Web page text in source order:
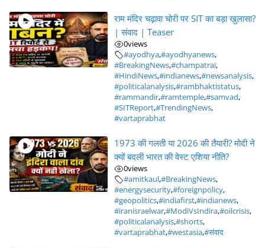
राम मंदिर चढ़ावा चोरी पर SIT का बड़ा खुलासा?
| संवाद | Teaser
0views
#ayodhya,#ayodhyanews,
#BreakingNews,#champatrai,
#HindiNews,#indianews,#newsanalysis,
#politicalanalysis,#rambhaktistatus,
#rammandir,#ramtemple,#samvad,
#SITReport,#TrendingNews,
#vartaprabhat
1973 की गलती या 2026 की तैयारी? मोदी ने
क्यों बदली भारत की वेस्ट एशिया नीति?
0views
#amitkaul,#BreakingNews,
#energysecurity,#foreignpolicy,
#geopolitics,#indiafirst,#indianews,
#iranisraelwar,#ModiVsIndira,#oilcrisis,
#politicalanalysis,#shorts,
#vartaprabhat,#westasia,#संवाद